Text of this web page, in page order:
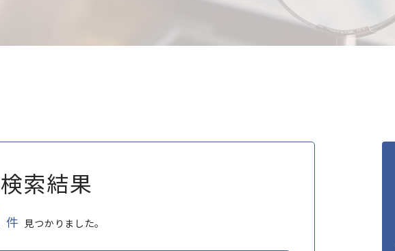
検索結果
件 見つかりました。